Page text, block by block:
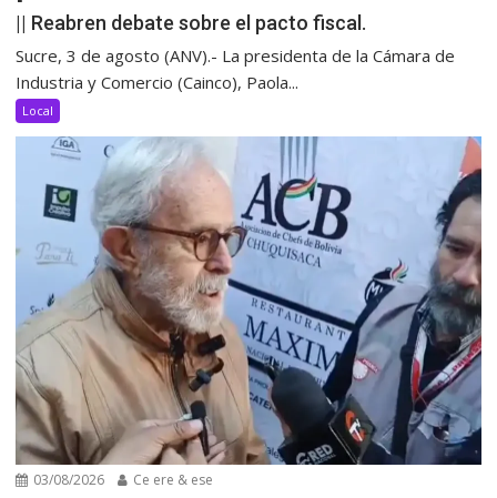
|| Reabren debate sobre el pacto fiscal.
Sucre, 3 de agosto (ANV).- La presidenta de la Cámara de
Industria y Comercio (Cainco), Paola...
Local
03/08/2026 Ce ere & ese